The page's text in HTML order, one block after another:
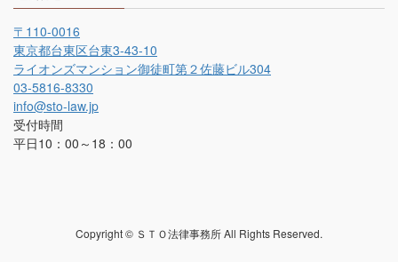
〒110-0016
東京都台東区台東3-43-10
ライオンズマンション御徒町第２佐藤ビル304
03-5816-8330
info@sto-law.jp
受付時間
平日10：00～18：00
Copyright © ＳＴＯ法律事務所 All Rights Reserved.